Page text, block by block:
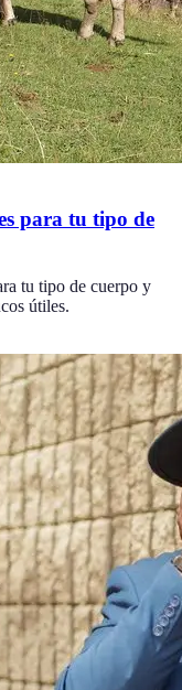
para tu tipo de
tu tipo de cuerpo y
útiles.